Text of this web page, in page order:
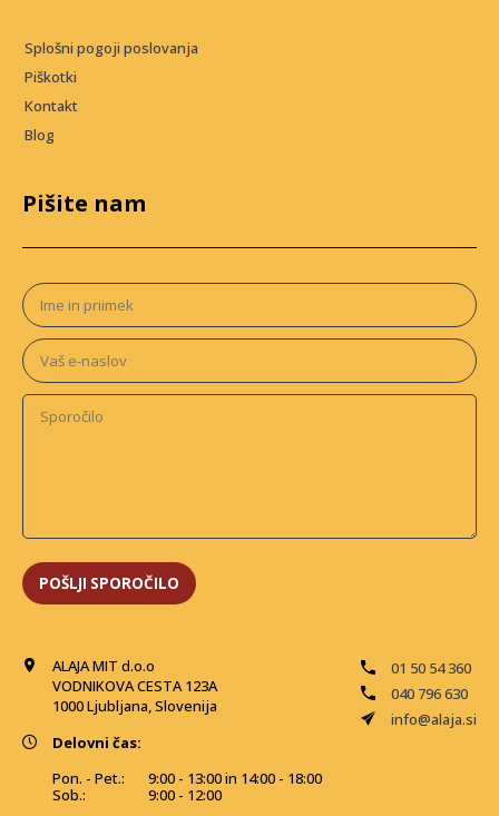
ALAJA MIT d.o.o
VODNIKOVA CESTA 123A
1000 Ljubljana, Slovenija
01 50 54 360
040 796 630
info@alaja.si
Delovni čas:
Pon. - Pet.:
Sob.:
9:00 - 13:00 in 14:00 - 18:00
9:00 - 12:00
Splošni pogoji poslovanja
Piškotki
Kontakt
Blog
Pišite nam